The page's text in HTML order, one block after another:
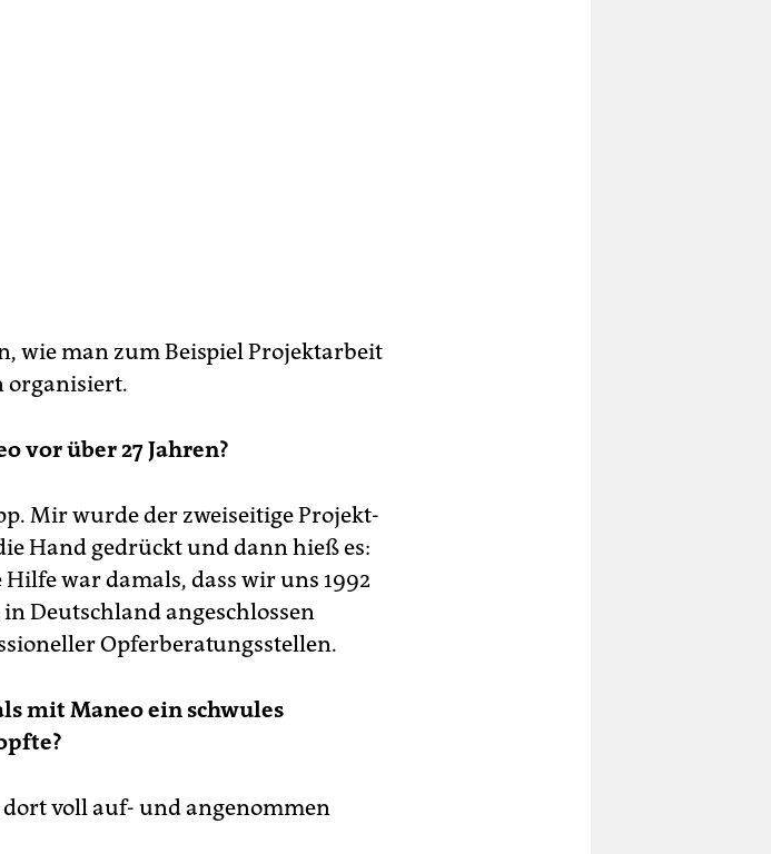
wie man zum Beispiel Projektarbeit
vor über 27 Jahren?
Mir wurde der zweiseitige Projekt­
Hand gedrückt und dann hieß es:
war damals, dass wir uns 1992
Deutschland angeschlossen
Opferberatungsstellen.
mit Maneo ein schwules
voll auf- und angenommen